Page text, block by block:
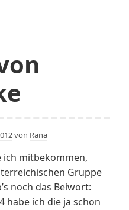
The
Wall
von Rana
mitbekommen,
Gruppe
noch das Beiwort:
habe ich die ja schon